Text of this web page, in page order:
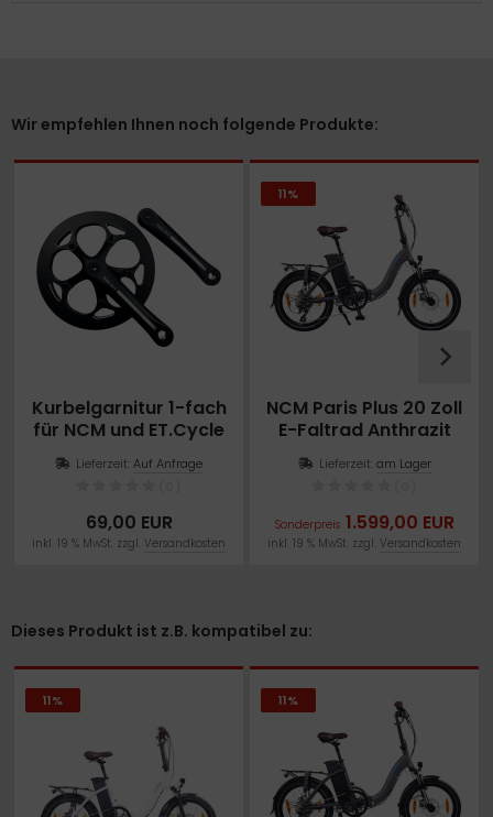
Wir empfehlen Ihnen noch folgende Produkte:
Kurbelgarnitur 1-fach
für NCM und ET.Cycle
Lieferzeit: Auf Anfrage
69,00 EUR
inkl. 19 % MwSt. zzgl. Versandkosten
NCM Paris Plus 20 Zoll
E-Faltrad Anthrazit
Lieferzeit: am Lager
Sonderpreis 1.599,00 EUR
11%
inkl. 19 % MwSt. zzgl. Versandkosten
Dieses Produkt ist z.B. kompatibel zu:
11% 11%